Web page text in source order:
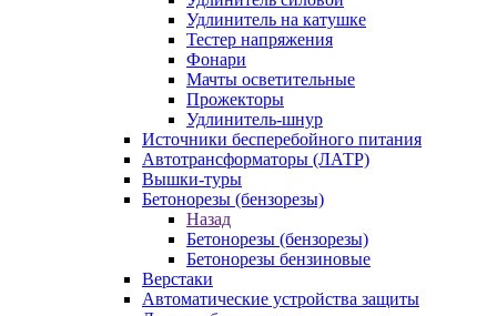
Удлинитель на катушке
Тестер напряжения
Фонари
Мачты осветительные
Прожекторы
Удлинитель-шнур
Источники бесперебойного питания
Автотрансформаторы (ЛАТР)
Вышки-туры
Бетонорезы (бензорезы)
Назад
Бетонорезы (бензорезы)
Бетонорезы бензиновые
Верстаки
Автоматические устройства защиты